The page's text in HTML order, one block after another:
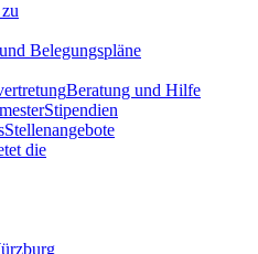
Belegungspläne
Beratung und Hilfe
Stipendien
Stellenangebote
die